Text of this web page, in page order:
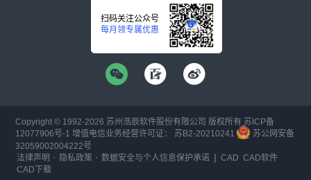
扫码关注公众号
每月领专属优惠
Copyright © 1992-2026 苏州浩辰软件股份有限公司 版权所有 苏ICP备
12077906号-1 增值电信业务经营许可证： 苏B2-20210241
苏公网安备
32059002004222号
法律声明 · 隐私政策 ·数据安全与个人信息保护承诺 | CAD CAD软件
CAD下载